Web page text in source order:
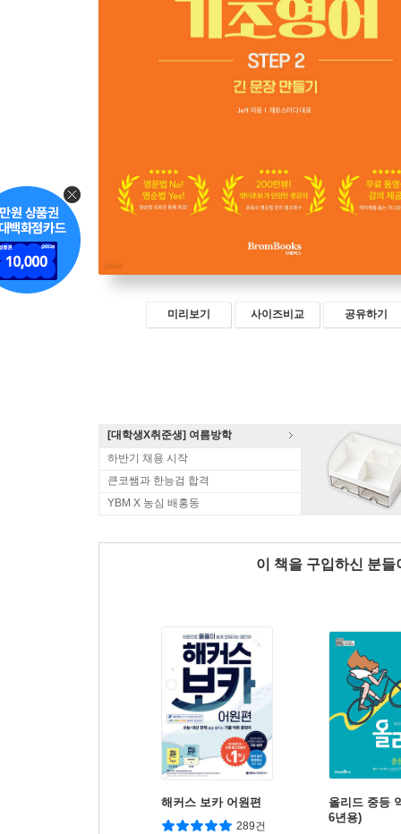
미리보기 사이즈비교 공유하기
[대학생X취준생] 여름방학
하반기 채용 시작
큰코쌤과 한능검 합격
YBM X 농심 배홍동
이 책을 구입하신 분
해커스 보카 어원편
289건
올리드 중등
6년용)